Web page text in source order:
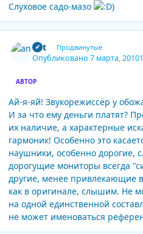
Слуховое садо-мазо
ant Продвинутые
Опубликовано7 марта, 2010
АВТОР
Ай-я-яй! Звукорежиссёр у
И за что ему деньги платят?
их наличие, а характерные
гармоник! Особенно это
наушники, особенно дорогие,
дорогущие мониторы всегда
другие, менее привлекающие
как в оригинале, слышим. Не
на одной единственной
не может именоваться